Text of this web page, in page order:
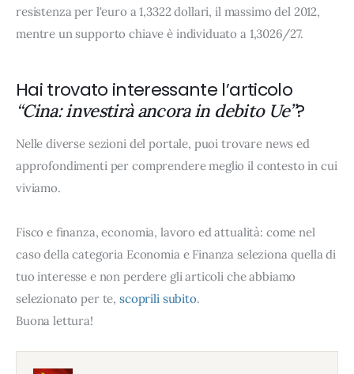
resistenza per l'euro a 1,3322 dollari, il massimo del 2012,
mentre un supporto chiave è individuato a 1,3026/27.
Hai trovato interessante l’articolo
“Cina: investirà ancora in debito Ue”?
Nelle diverse sezioni del portale, puoi trovare news ed
approfondimenti per comprendere meglio il contesto in cui
viviamo.
Fisco e finanza, economia, lavoro ed attualità: come nel
caso della categoria Economia e Finanza seleziona quella di
tuo interesse e non perdere gli articoli che abbiamo
selezionato per te, scoprili subito.
Buona lettura!